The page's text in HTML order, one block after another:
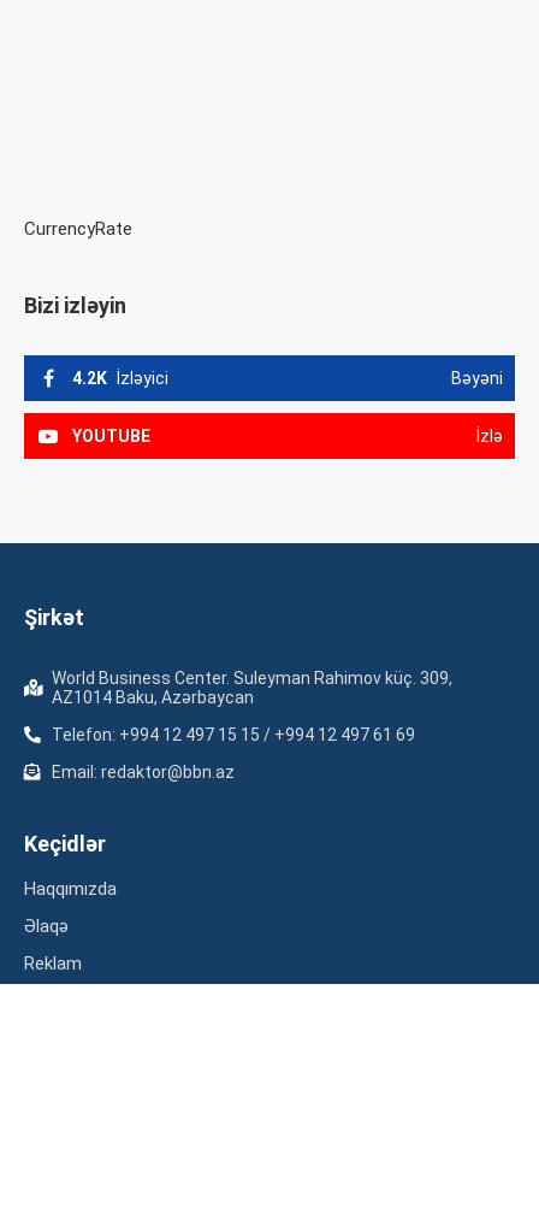
CurrencyRate
Bizi izləyin
4.2K İzləyici Bəyəni
YOUTUBE İzlə
Şirkət
World Business Center. Suleyman Rahimov küç. 309,
AZ1014 Baku, Azərbaycan
Telefon: +994 12 497 15 15 / +994 12 497 61 69
Email: redaktor@bbn.az
Keçidlər
Haqqımızda
Əlaqə
Reklam